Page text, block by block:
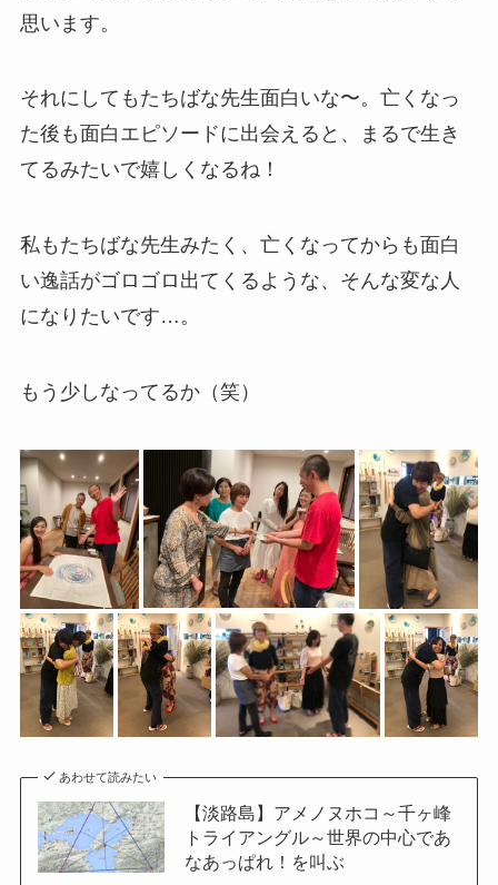
思います。
それにしてもたちばな先生面白いな〜。亡くなっ
た後も面白エピソードに出会えると、まるで生き
てるみたいで嬉しくなるね！
私もたちばな先生みたく、亡くなってからも面白
い逸話がゴロゴロ出てくるような、そんな変な人
になりたいです…。
もう少しなってるか（笑）
あわせて読みたい
【淡路島】アメノヌホコ～千ヶ峰
トライアングル～世界の中心であ
なあっぱれ！を叫ぶ